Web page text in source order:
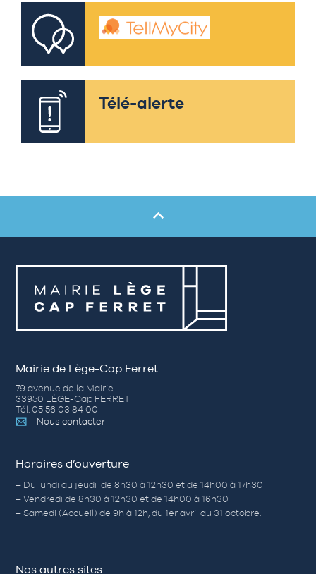
Télé-alerte
Mairie de Lège-Cap Ferret
79 avenue de la Mairie
33950 LÈGE-Cap FERRET
Tél. 05 56 03 84 00
Nous contacter
Horaires d’ouverture
– Du lundi au jeudi de 8h30 à 12h30 et de 14h00 à 17h30
– Vendredi de 8h30 à 12h30 et de 14h00 à 16h30
– Samedi (Accueil) de 9h à 12h, du 1er avril au 31 octobre.
Nos autres sites